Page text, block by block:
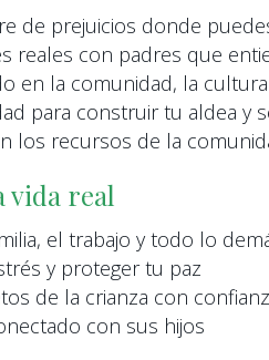
de prejuicios donde
reales con padres que
en la comunidad, la
para construir tu aldea y
los recursos de la
vida real
el trabajo y todo lo
y proteger tu paz
de la crianza con
con sus hijos